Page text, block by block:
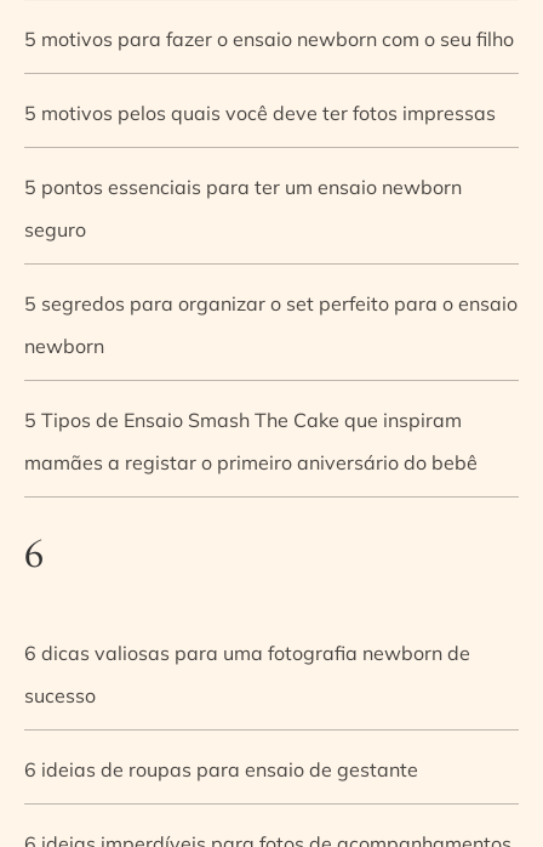
5 motivos para fazer o ensaio newborn com o seu filho
5 motivos pelos quais você deve ter fotos impressas
5 pontos essenciais para ter um ensaio newborn
seguro
5 segredos para organizar o set perfeito para o ensaio
newborn
5 Tipos de Ensaio Smash The Cake que inspiram
mamães a registar o primeiro aniversário do bebê
6
6 dicas valiosas para uma fotografia newborn de
sucesso
6 ideias de roupas para ensaio de gestante